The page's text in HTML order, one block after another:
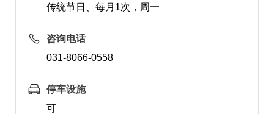
传统节日、每月1次，周一
咨询电话
031-8066-0558
停车设施
可